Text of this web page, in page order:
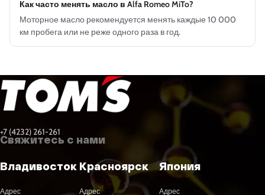
Как часто менять масло в Alfa Romeo MiTo?
Моторное масло рекомендуется менять каждые 10 000
км пробега или не реже одного раза в год.
+7 (4232) 261-261
Свяжитесь с нами
Владивосток
Адрес
Красноярск
Адрес
Япония
Адрес